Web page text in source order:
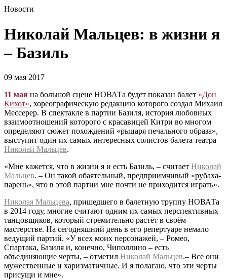
Новости
Николай Мальцев: в жизни я
– Базиль
09 мая 2017
11 мая на большой сцене НОВАТа будет показан балет «Дон
Кихот», хореографическую редакцию которого создал Михаил
Мессерер. В спектакле в партии Базиля, история любовных
взаимоотношений которого с красавицей Китри во многом
определяют сюжет похождений «рыцаря печального образа»,
выступит один их самых интересных солистов балета театра –
Николай Мальцев.
«Мне кажется, что в жизни я и есть Базиль, – считает Николай
Мальцев. – Он такой обаятельный, предприимчивый «рубаха-
парень», что в этой партии мне почти не приходится играть».
Николая Мальцева, пришедшего в балетную труппу НОВАТа
в 2014 году, многие считают одним их самых перспективных
танцовщиков, который стремительно растёт в своём
мастерстве. На сегодняшний день в его репертуаре немало
ведущий партий. «У всех моих персонажей, – Ромео,
Спартака, Базиля и, конечно, Чиполлино – есть
объединяющие черты, – отметил Николай Мальцев.– Все они
мужественные и харизматичные. И я полагаю, что эти черты
присущи и мне».